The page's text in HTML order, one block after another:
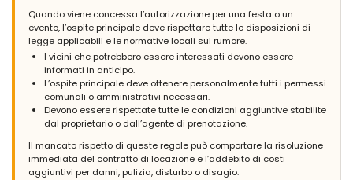
Quando viene concessa l’autorizzazione per una festa o un
evento, l’ospite principale deve rispettare tutte le disposizioni di
legge applicabili e le normative locali sul rumore.
I vicini che potrebbero essere interessati devono essere
informati in anticipo.
L’ospite principale deve ottenere personalmente tutti i permessi
comunali o amministrativi necessari.
Devono essere rispettate tutte le condizioni aggiuntive stabilite
dal proprietario o dall’agente di prenotazione.
Il mancato rispetto di queste regole può comportare la risoluzione
immediata del contratto di locazione e l’addebito di costi
aggiuntivi per danni, pulizia, disturbo o disagio.